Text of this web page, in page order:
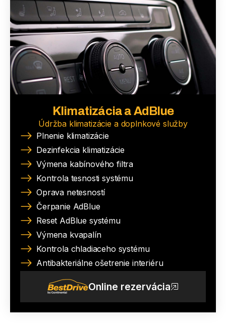
Klimatizácia a AdBlue
Údržba klimatizácie a doplnkové služby
Plnenie klimatizácie
Dezinfekcia klimatizácie
Výmena kabínového filtra
Kontrola tesnosti systému
Oprava netesností
Čerpanie AdBlue
Reset AdBlue systému
Výmena kvapalín
Kontrola chladiaceho systému
Antibakteriálne ošetrenie interiéru
Online rezervácia